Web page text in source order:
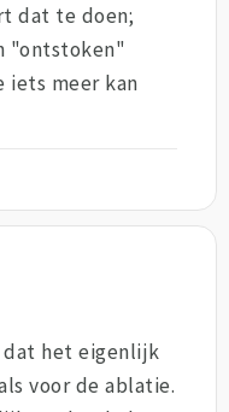
dat te doen;
"ontstoken"
iets meer kan
het eigenlijk
voor de ablatie.